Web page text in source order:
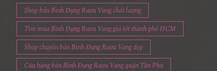
Shop bán Bình Đựng Rượu Vang chất lượng
Tìm mua Bình Đựng Rượu Vang giá tốt thành phố HCM
Shop chuyên bán Bình Đựng Rượu Vang đẹp
Cửa hàng bán Bình Đựng Rượu Vang quận Tân Phú